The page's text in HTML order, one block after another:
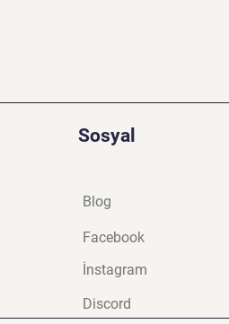
Sosyal
Blog
Facebook
İnstagram
Discord